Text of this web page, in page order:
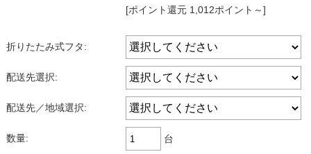
[ポイント還元 1,012ポイント～]
折りたたみ式フタ:
配送先選択:
配送先／地域選択:
数量: 台